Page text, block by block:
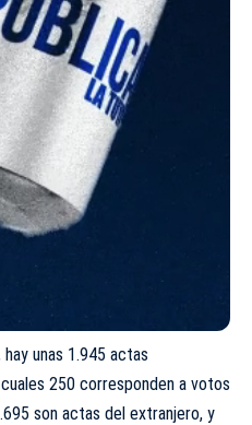
unas 1.945 actas
250 corresponden a votos
son actas del extranjero, y